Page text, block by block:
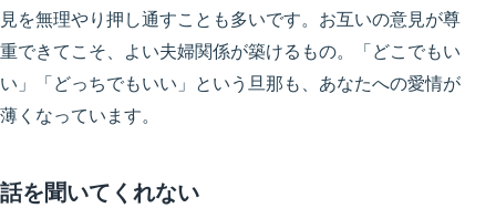
見を無理やり押し通すことも多いです。お互いの意見が尊
重できてこそ、よい夫婦関係が築けるもの。「どこでもい
い」「どっちでもいい」という旦那も、あなたへの愛情が
薄くなっています。
話を聞いてくれない